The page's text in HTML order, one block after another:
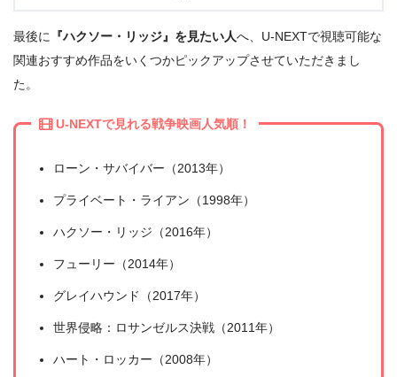
最後に 『ハクソー・リッジ』を見たい人へ、U-NEXTで視聴可能な
関連おすすめ作品をいくつかピックアップさせていただきまし
た。
U-NEXTで見れる戦争映画人気順！
ローン・サバイバー（2013年）
プライベート・ライアン（1998年）
ハクソー・リッジ（2016年）
フューリー（2014年）
グレイハウンド（2017年）
世界侵略：ロサンゼルス決戦（2011年）
ハート・ロッカー（2008年）